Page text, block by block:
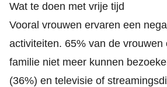
Wat te doen met vrije tijd
Vooral vrouwen ervaren een
activiteiten. 65% van de
familie niet meer kunnen
(36%) en televisie of